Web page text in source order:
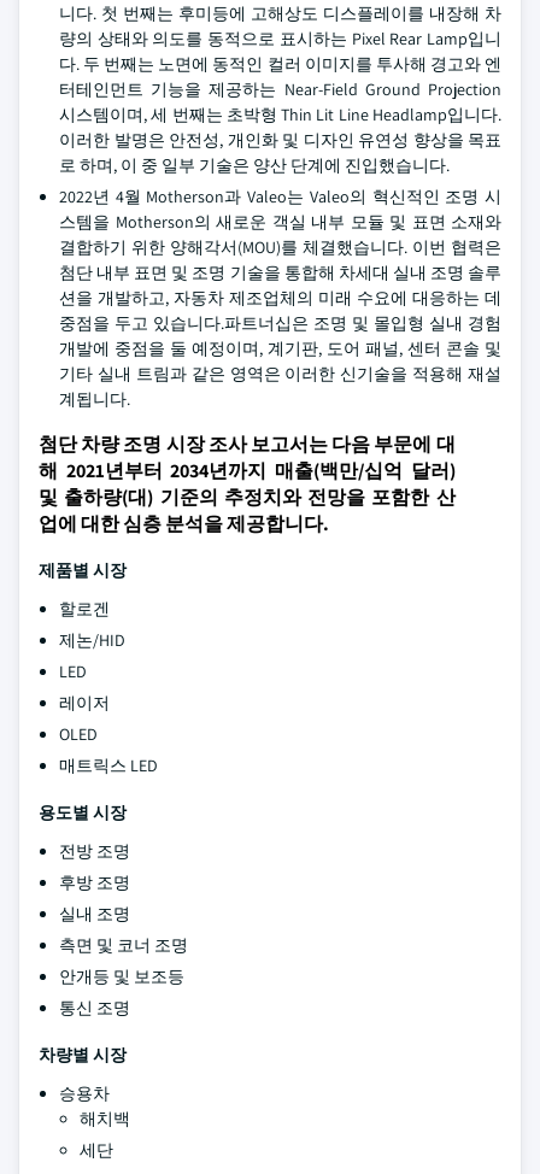
니다. 첫 번째는 후미등에 고해상도 디스플레이를 내장해 차
량의 상태와 의도를 동적으로 표시하는 Pixel Rear Lamp입니
다. 두 번째는 노면에 동적인 컬러 이미지를 투사해 경고와 엔
터테인먼트 기능을 제공하는 Near-Field Ground Projection
시스템이며, 세 번째는 초박형 Thin Lit Line Headlamp입니다.
이러한 발명은 안전성, 개인화 및 디자인 유연성 향상을 목표
로 하며, 이 중 일부 기술은 양산 단계에 진입했습니다.
2022년 4월 Motherson과 Valeo는 Valeo의 혁신적인 조명 시
스템을 Motherson의 새로운 객실 내부 모듈 및 표면 소재와
결합하기 위한 양해각서(MOU)를 체결했습니다. 이번 협력은
첨단 내부 표면 및 조명 기술을 통합해 차세대 실내 조명 솔루
션을 개발하고, 자동차 제조업체의 미래 수요에 대응하는 데
중점을 두고 있습니다.파트너십은 조명 및 몰입형 실내 경험
개발에 중점을 둘 예정이며, 계기판, 도어 패널, 센터 콘솔 및
기타 실내 트림과 같은 영역은 이러한 신기술을 적용해 재설
계됩니다.
첨단 차량 조명 시장 조사 보고서는 다음 부문에 대
해 2021년부터 2034년까지 매출(백만/십억 달러)
및 출하량(대) 기준의 추정치와 전망을 포함한 산
업에 대한 심층 분석을 제공합니다.
제품별 시장
할로겐
제논/HID
LED
레이저
OLED
매트릭스 LED
용도별 시장
전방 조명
후방 조명
실내 조명
측면 및 코너 조명
안개등 및 보조등
통신 조명
차량별 시장
승용차
해치백
세단